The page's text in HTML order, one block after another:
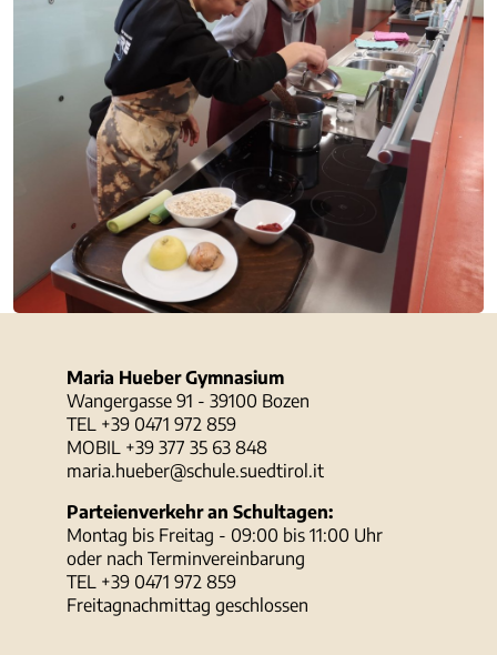
Maria Hueber Gymnasium
Wangergasse 91 - 39100 Bozen
TEL +39 0471 972 859
MOBIL +39 377 35 63 848
maria.hueber@schule.suedtirol.it
Parteienverkehr an Schultagen:
Montag bis Freitag - 09:00 bis 11:00 Uhr
oder nach Terminvereinbarung
TEL +39 0471 972 859
Freitagnachmittag geschlossen